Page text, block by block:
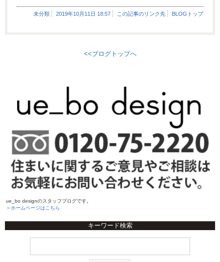
未分類 2019年10月11日 18:57 この記事のリンク先 BLOGトップ
<<ブログトップへ
ue_bo designのスタッフブログです。
＞ホームページはこちら
キーワード検索